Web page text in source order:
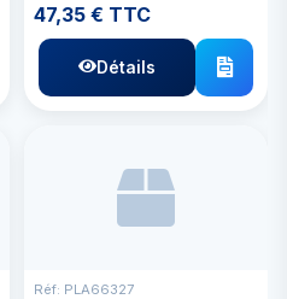
47,35 € TTC
Détails
Réf: PLA66327